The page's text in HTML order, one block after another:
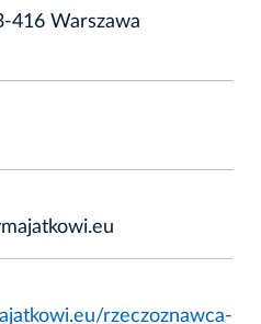
416 Warszawa
rzeczoznawca-